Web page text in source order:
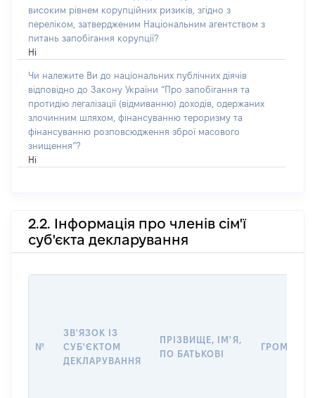
високим рівнем корупційних ризиків, згідно з
переліком, затвердженим Національним агентством з
питань запобігання корупції?
Ні
Чи належите Ви до національних публічних діячів
відповідно до Закону України “Про запобігання та
протидію легалізації (відмиванню) доходів, одержаних
злочинним шляхом, фінансуванню тероризму та
фінансуванню розповсюдження зброї масового
знищення”?
Ні
2.2. Інформація про членів сім'ї
суб'єкта декларування
№
ЗВ'ЯЗОК ІЗ
СУБ'ЄКТОМ
ДЕКЛАРУВАННЯ
ПРІЗВИЩЕ, ІМ'Я,
ПО БАТЬКОВІ